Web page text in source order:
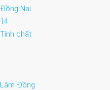
Đồng Nai
14
Tính chất
Lâm Đồng